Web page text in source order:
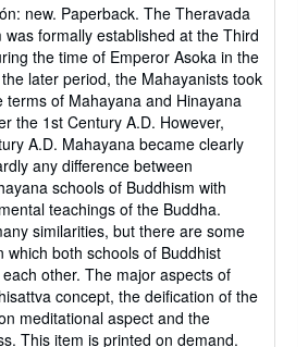
vendedor:
5
de
5
estrellas
new. Paperback. The Theravada
was formally established at the Third
the time of Emperor Asoka in the
later period, the Mahayanists took
terms of Mahayana and Hinayana
the 1st Century A.D. However,
A.D. Mahayana became clearly
any difference between
schools of Buddhism with
teachings of the Buddha.
similarities, but there are some
which both schools of Buddhist
other. The major aspects of
concept, the deification of the
meditational aspect and the
This item is printed on demand.